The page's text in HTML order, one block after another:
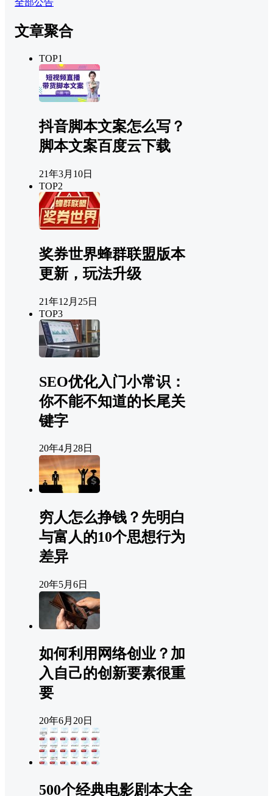
全部公告
文章聚合
TOP1
抖音脚本文案怎么写？
脚本文案百度云下载
21年3月10日
TOP2
奖券世界蜂群联盟版本
更新，玩法升级
21年12月25日
TOP3
SEO优化入门小常识：
你不能不知道的长尾关
键字
20年4月28日
穷人怎么挣钱？先明白
与富人的10个思想行为
差异
20年5月6日
如何利用网络创业？加
入自己的创新要素很重
要
20年6月20日
500个经典电影剧本大全